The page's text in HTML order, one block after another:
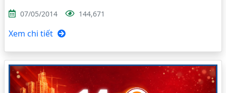
07/05/2014 144,671
Xem chi tiết